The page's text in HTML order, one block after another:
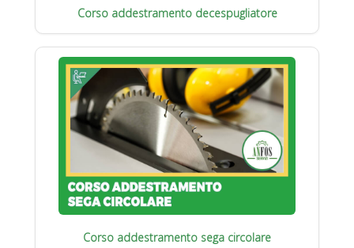
Corso addestramento decespugliatore
Corso addestramento sega circolare